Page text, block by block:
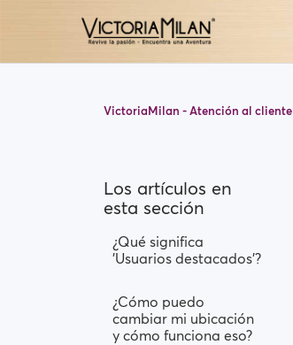
VictoriaMilan - Atención al cliente
Los artículos en
esta sección
¿Qué significa
'Usuarios destacados'?
¿Cómo puedo
cambiar mi ubicación
y cómo funciona eso?